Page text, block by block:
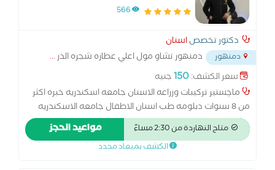
التركيبات والزراعه جامعه الاسكندريه
566
دكتور تخصصاسنان
دمنهور دمنهور تشاو مول اعلي عطاره شجره الدر...
سعر الكشف:150جنيه
ماچستير تركيبات وزراعه الاسنان جامعه اسكندريه خبره اكثر
من 8 سنوات دبلومه طب اسنان الاطفال جامعه الاسكندريه
خبره 9 سنوات ف مجال طب الاسنان
متاح النهاردة من 2:30 مساءً مواعيد الحجز
الكشف بميعاد محدد